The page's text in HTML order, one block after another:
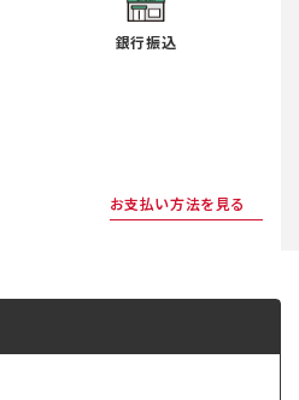
銀行振込
お支払い方法を見る